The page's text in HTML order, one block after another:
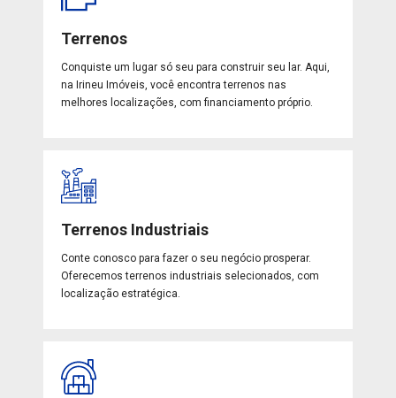
Terrenos
Conquiste um lugar só seu para construir seu lar. Aqui,
na Irineu Imóveis, você encontra terrenos nas
melhores localizações, com financiamento próprio.
Terrenos Industriais
Conte conosco para fazer o seu negócio prosperar.
Oferecemos terrenos industriais selecionados, com
localização estratégica.